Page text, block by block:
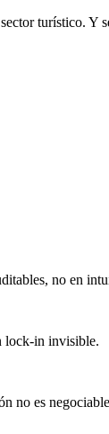
turístico. Y
no en
lock-in invisible.
no es